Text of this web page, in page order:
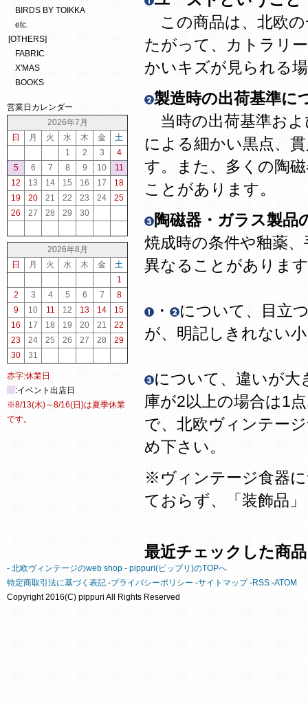
この商品は、北欧の
たがって、カトラリ
かいキズが見られる
製造時の出荷基準に
当時の出荷基準およ
による細かい黒点、
す。また、多くの陶
ことがあります。
陶磁器・ガラス製品
焼成時の条件や釉薬
異なることがありま
・
について、目立
が、明記しきれない
について、違いが
庫が2以上の場合は1
で、北欧ヴィンテー
め下さい。
※ヴィンテージ食器
ておらず、「装飾品
最近チェックした商品
BIRDS BY TOIKKA
etc.
[OTHERS]
FABRIC
X'MAS
BOOKS
営業日カレンダー
2026年7月
日
月 火 水 木 金
土
1
2 3
4
5
6 7 8 9 10
11
12
13 14 15 16 17
18
19
20 21 22 23 24
25
26
27 28 29 30
2026年8月
日
月 火 水 木 金
土
1
2
3 4 5 6 7
8
9
10 11 12 13 14
15
16
17 18 19 20 21
22
23
24 25 26 27 28
29
30
31
赤字:休業日
:イベント出店日
※8/13(木)～8/16(日)は夏季休業
です。
- 北欧ヴィンテージのweb shop - pippuri(ピップリ)のTOPへ
特定商取引法に基づく表記 -プライバシーポリシー -サイトマップ-RSS -ATOM
Copyright 2016(C) pippuri All Rights Reserved